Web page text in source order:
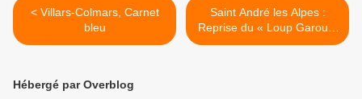
< Villars-Colmars, Carnet
bleu
Saint André les Alpes :
Reprise du « Loup Garou »
cabinet vétérinaire >
Hébergé par Overblog